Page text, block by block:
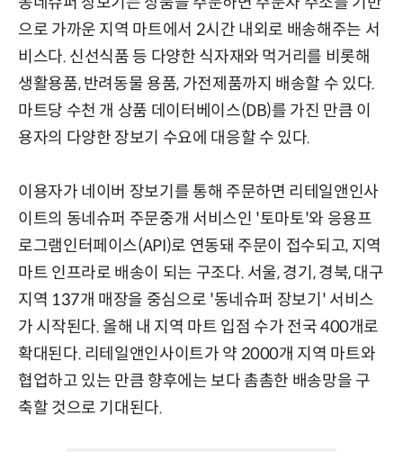
으로 가까운 지역 마트에서 2시간 내외로 배송해주는 서
비스다. 신선식품 등 다양한 식자재와 먹거리를 비롯해
생활용품, 반려동물 용품, 가전제품까지 배송할 수 있다.
마트당 수천 개 상품 데이터베이스(DB)를 가진 만큼 이
용자의 다양한 장보기 수요에 대응할 수 있다.
이용자가 네이버 장보기를 통해 주문하면 리테일앤인사
이트의 동네슈퍼 주문중개 서비스인 '토마토'와 응용프
로그램인터페이스(API)로 연동돼 주문이 접수되고, 지역
마트 인프라로 배송이 되는 구조다. 서울, 경기, 경북, 대구
지역 137개 매장을 중심으로 '동네슈퍼 장보기' 서비스
가 시작된다. 올해 내 지역 마트 입점 수가 전국 400개로
확대된다. 리테일앤인사이트가 약 2000개 지역 마트와
협업하고 있는 만큼 향후에는 보다 촘촘한 배송망을 구
축할 것으로 기대된다.